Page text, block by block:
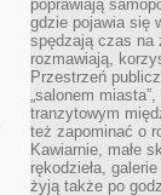
poprawiają
gdzie pojawia się
spędzają czas na
rozmawiają,
Przestrzeń
„salonem
tranzytowym
też zapominać o
Kawiarnie, małe
rękodzieła,
żyją także po